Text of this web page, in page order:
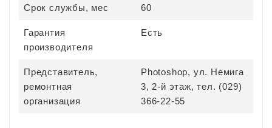
Срок службы, мес 60
Гарантия
производителя
Есть
Представитель,
ремонтная
организация
Photoshop, ул. Немига
3, 2-й этаж, тел. (029)
366-22-55